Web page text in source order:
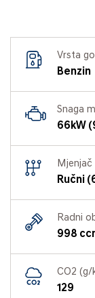
Vrsta
Benzin
Snaga
66kW
Mjenjač
Ručni
Radni
998
CO2 (g/
129